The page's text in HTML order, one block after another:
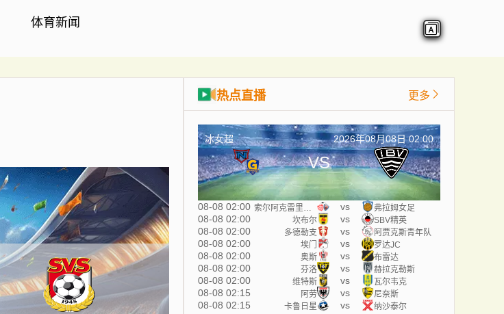
体育新闻
热点直播 更多
冰女超 2026年08月08日 02:00
VS
08-08 02:00 vs 弗拉姆女足
08-08 02:00 坎布尔 vs SBV精英
08-08 02:00 多德勒支 vs 阿贾克斯青年队
08-08 02:00 埃门 vs 罗达JC
08-08 02:00 奥斯 vs 布雷达
08-08 02:00 芬洛 vs 赫拉克勒斯
08-08 02:00 维特斯 vs 瓦尔韦克
08-08 02:15 阿劳 vs 尼奈斯
08-08 02:15 卡鲁日星 vs 纳沙泰尔